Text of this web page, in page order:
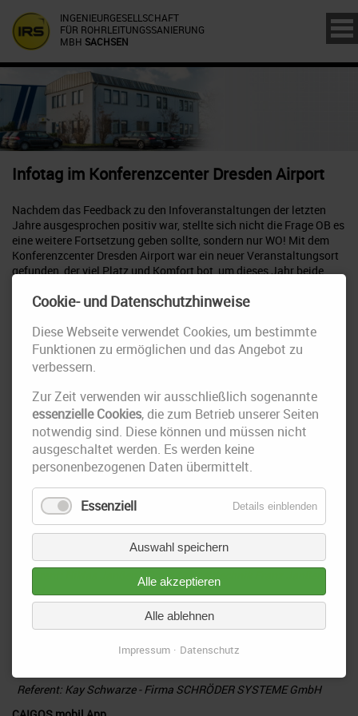
INGENIEURGESELLSCHAFT
FÜR ROHRLEITUNGSSANIERUNG
MBH SACHSEN
Infotag im Konferenzcenter Dresden Airport
Nachdem das Feedback zu den Infoveranstaltungen der letzten
Jahre ausgesprochen positiv war, stellte sich nicht die Frage OB es
eine weitere Fortsetzung geben sollte, sondern nur WO! Mit dem
Konferenzcenter Dresden Airport war ein neuer Veranstaltungsort
gefunden, der viel Platz und Komfort bot, um dieses Jahr beide
interdisziplinärer Gedanken- und Informationsaustausch
Ein besonderer Dank für das Gelingen geht an die engagierten
Referenten des Tages, welche folgende Themen präsentierten:
Umgang mit der Mangelbeseitigung aus Sicht der ausführenden
Firmen
Referent: Sebastian Diehl - Firma Swietelsky-Faber GmbH
Kanalsanierung
UV-Licht-härtende GFK-Schlauchliner in Druckleitungen - Ein
Erfahrungsbericht
Referent:Roland Hahn - Firma SAERTEXmultiComGmbH
Injektionsverfahren in der Kanalsanierung - Janssen Process
Referent:
Niklas Janßen - Firma Umwelttechnik Franz Janßen
GmbH
Zustandsermittlung und -bewertung von Dükerleitungen
Referent: Kay Schwarze - Firma SCHRÖDER SYSTEMEGmbH
Cookie- und Datenschutzhinweise
Diese Webseite verwendet Cookies, um bestimmte
Funktionen zu ermöglichen und das Angebot zu
verbessern.
Zur Zeit verwenden wir ausschließlich sogenannte
essenzielle Cookies, die zum Betrieb unserer Seiten
notwendig sind. Diese können und müssen nicht
ausgeschaltet werden. Es werden keine
personenbezogenen Daten übermittelt.
Essenziell Details einblenden
Auswahl speichern
Alle akzeptieren
Alle ablehnen
Impressum Datenschutz